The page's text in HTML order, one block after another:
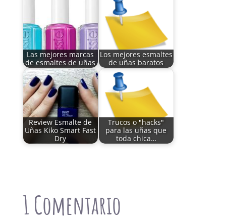
Las mejores marcas
de esmaltes de uñas
Los mejores esmaltes
de uñas baratos
Review Esmalte de
Uñas Kiko Smart Fast
Dry
Trucos o "hacks"
para las uñas que
toda chica…
1 Comentario